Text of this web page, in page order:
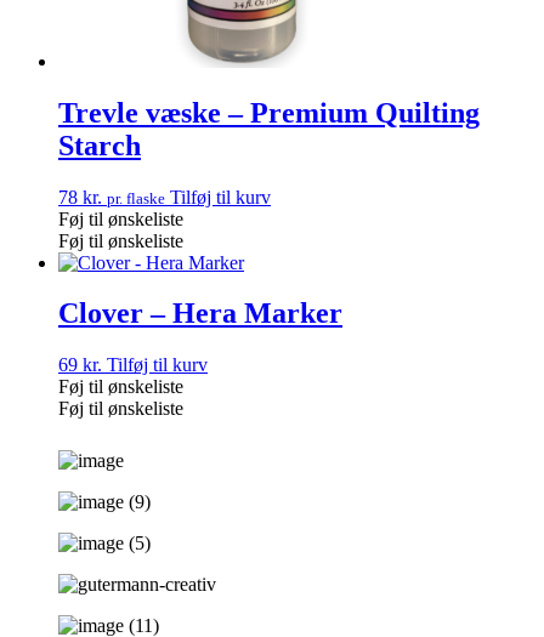
Trevle væske – Premium Quilting
Starch
78 kr. pr. flaske Tilføj til kurv
Føj til ønskeliste
Føj til ønskeliste
Clover – Hera Marker
69 kr. Tilføj til kurv
Føj til ønskeliste
Føj til ønskeliste